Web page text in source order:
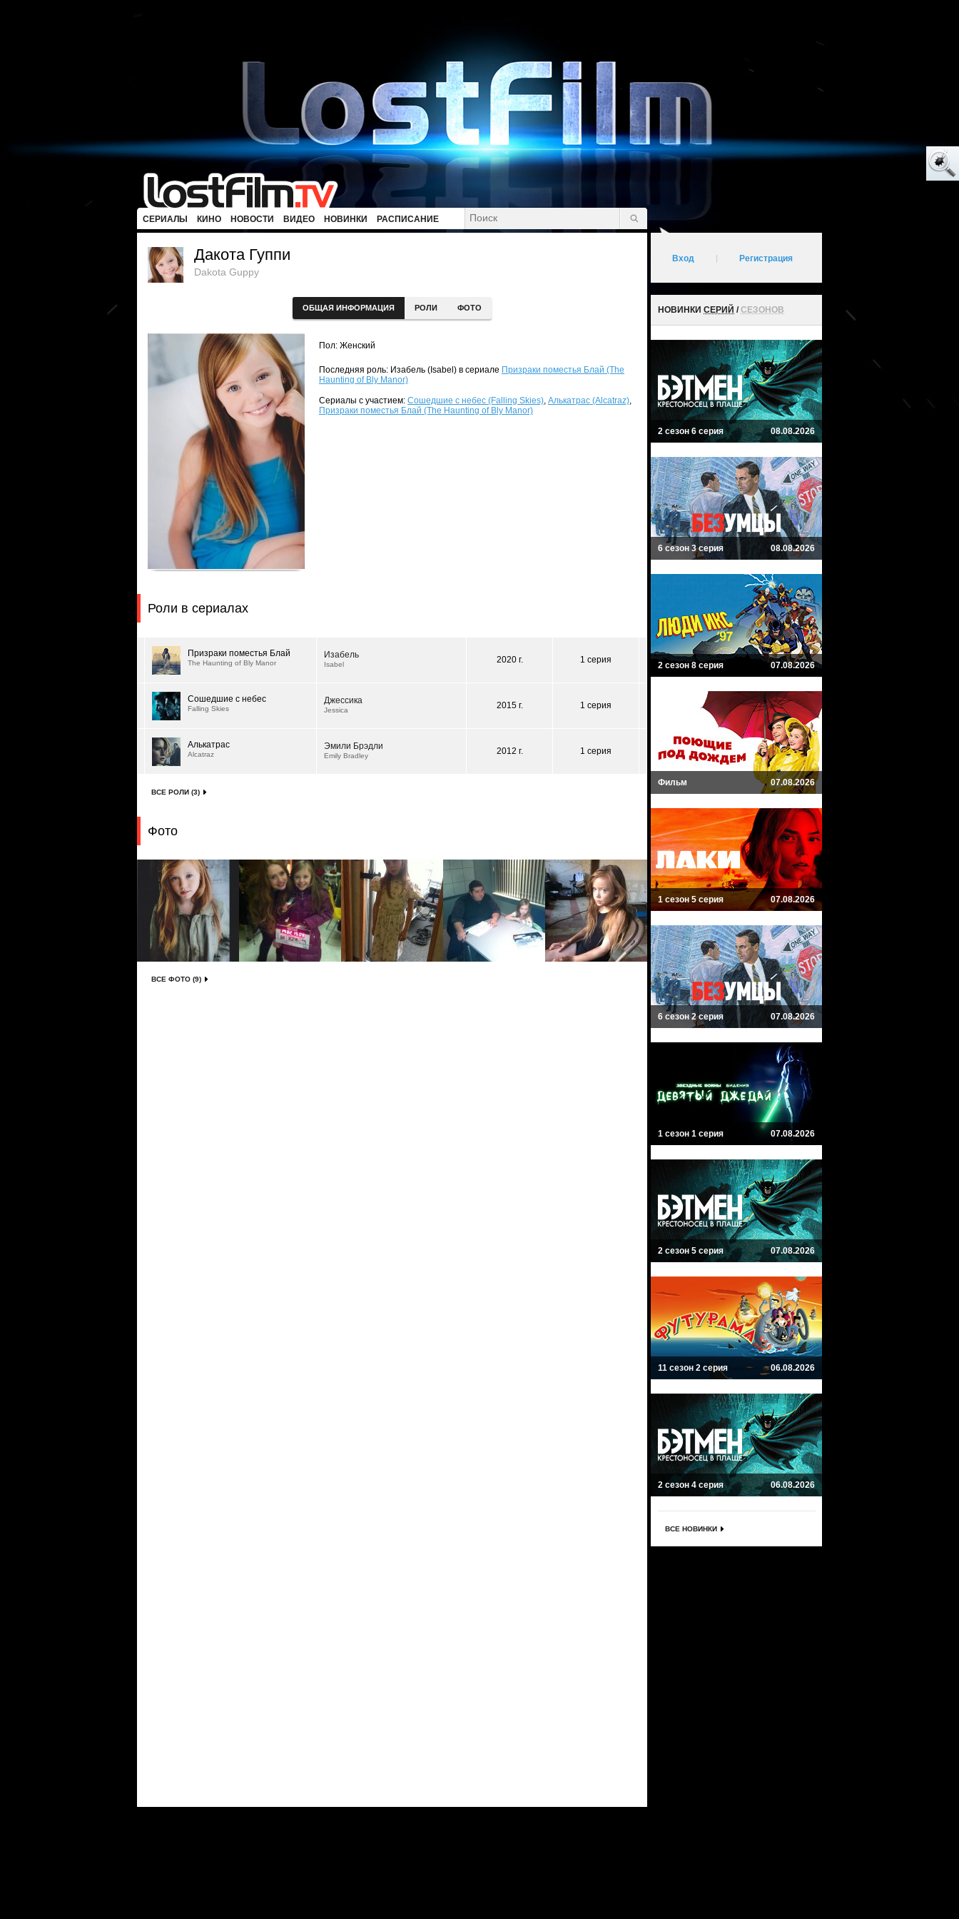
СЕРИАЛЫ КИНО НОВОСТИ ВИДЕО НОВИНКИ РАСПИСАНИЕ
Дакота Гуппи
Dakota Guppy
ОБЩАЯ ИНФОРМАЦИЯ РОЛИ ФОТО
Пол: Женский
Последняя роль: Изабель (Isabel) в сериале Призраки поместья Блай (The
Haunting of Bly Manor)
Сериалы с участием: Сошедшие с небес (Falling Skies), Алькатрас (Alcatraz),
Призраки поместья Блай (The Haunting of Bly Manor)
Роли в сериалах
Призраки поместья Блай
The Haunting of Bly Manor
Изабель
Isabel 2020 г. 1 серия
Сошедшие с небес
Falling Skies
Джессика
Jessica 2015 г. 1 серия
Алькатрас
Alcatraz
Эмили Брэдли
Emily Bradley 2012 г. 1 серия
ВСЕ РОЛИ (3)
Фото
ВСЕ ФОТО (9)
Вход Регистрация
НОВИНКИ СЕРИЙ /СЕЗОНОВ
2 сезон 6 серия 08.08.2026
6 сезон 3 серия 08.08.2026
2 сезон 8 серия 07.08.2026
Фильм 07.08.2026
1 сезон 5 серия 07.08.2026
6 сезон 2 серия 07.08.2026
1 сезон 1 серия 07.08.2026
2 сезон 5 серия 07.08.2026
11 сезон 2 серия 06.08.2026
2 сезон 4 серия 06.08.2026
ВСЕ НОВИНКИ